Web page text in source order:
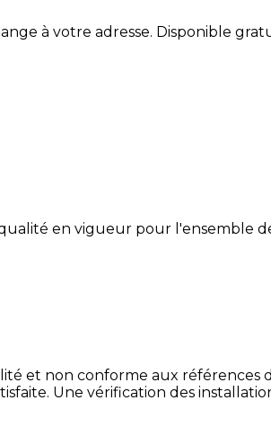
à votre adresse. Disponible
en vigueur pour l'ensemble
et non conforme aux
Une vérification des